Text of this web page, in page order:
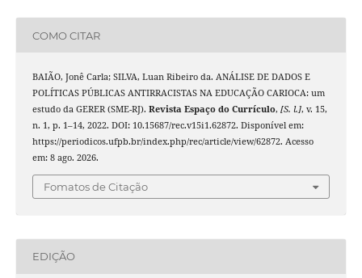
COMO CITAR
BAIÃO, Jonê Carla; SILVA, Luan Ribeiro da. ANÁLISE DE DADOS E
POLÍTICAS PÚBLICAS ANTIRRACISTAS NA EDUCAÇÃO CARIOCA: um
estudo da GERER (SME-RJ). Revista Espaço do Currículo, [S. l.], v. 15,
n. 1, p. 1–14, 2022. DOI: 10.15687/rec.v15i1.62872. Disponível em:
https://periodicos.ufpb.br/index.php/rec/article/view/62872. Acesso
em: 8 ago. 2026.
Fomatos de Citação
EDIÇÃO